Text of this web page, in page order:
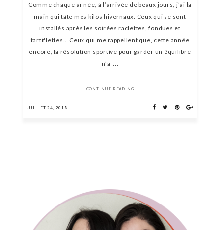
Comme chaque année, à l’arrivée de beaux jours, j’ai la
main qui tâte mes kilos hivernaux. Ceux qui se sont
installés après les soirées raclettes, fondues et
tartiflettes… Ceux qui me rappellent que, cette année
encore, la résolution sportive pour garder un équilibre
n’a ...
CONTINUE READING
JUILLET 24, 2018